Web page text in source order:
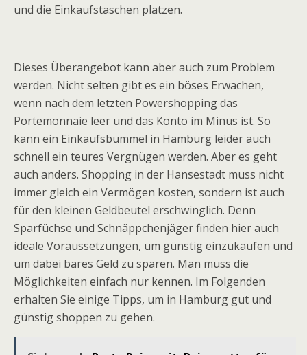
und die Einkaufstaschen platzen.
Dieses Überangebot kann aber auch zum Problem
werden. Nicht selten gibt es ein böses Erwachen,
wenn nach dem letzten Powershopping das
Portemonnaie leer und das Konto im Minus ist. So
kann ein Einkaufsbummel in Hamburg leider auch
schnell ein teures Vergnügen werden. Aber es geht
auch anders. Shopping in der Hansestadt muss nicht
immer gleich ein Vermögen kosten, sondern ist auch
für den kleinen Geldbeutel erschwinglich. Denn
Sparfüchse und Schnäppchenjäger finden hier auch
ideale Voraussetzungen, um günstig einzukaufen und
um dabei bares Geld zu sparen. Man muss die
Möglichkeiten einfach nur kennen. Im Folgenden
erhalten Sie einige Tipps, um in Hamburg gut und
günstig shoppen zu gehen.